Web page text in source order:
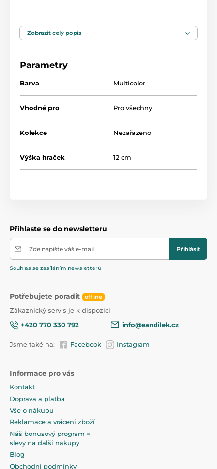
Zobrazit celý popis
Parametry
Barva Multicolor
Vhodné pro Pro všechny
Kolekce Nezařazeno
Výška hraček 12 cm
Přihlaste se do newsletteru
Zde napište váš e-mail Přihlásit
Souhlas se zasíláním newsletterů
Potřebujete poradit offline
Zákaznický servis je k dispozici
+420 770 330 792
info@eandilek.cz
Jsme také na: Facebook Instagram
Informace pro vás
Kontakt
Doprava a platba
Vše o nákupu
Reklamace a vrácení zboží
Náš bonusový program =
slevy na další nákupy
Blog
Obchodní podmínky